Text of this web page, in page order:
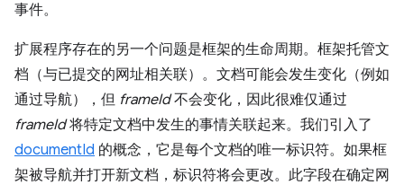
事件。
扩展程序存在的另一个问题是框架的生命周期。框架托管文
档（与已提交的网址相关联）。文档可能会发生变化（例如
通过导航），但 frameId不会变化，因此很难仅通过
frameId将特定文档中发生的事情关联起来。我们引入了
documentId 的概念，它是每个文档的唯一标识符。如果框
架被导航并打开新文档，标识符将会更改。此字段在确定网